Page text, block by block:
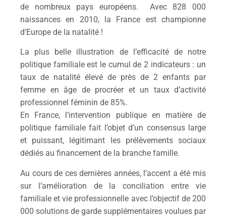
de nombreux pays européens. Avec 828 000
naissances en 2010, la France est championne
d’Europe de la natalité !
La plus belle illustration de l’efficacité de notre
politique familiale est le cumul de 2 indicateurs : un
taux de natalité élevé de près de 2 enfants par
femme en âge de procréer et un taux d’activité
professionnel féminin de 85%.
En France, l’intervention publique en matière de
politique familiale fait l’objet d’un consensus large
et puissant, légitimant les prélèvements sociaux
dédiés au financement de la branche famille.
Au cours de ces dernières années, l’accent a été mis
sur l’amélioration de la conciliation entre vie
familiale et vie professionnelle avec l’objectif de 200
000 solutions de garde supplémentaires voulues par